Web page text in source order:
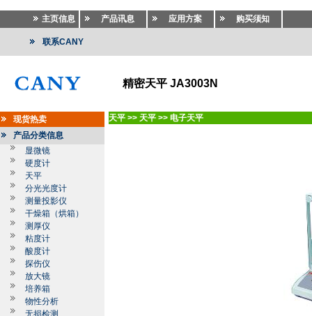
主页信息 产品讯息 应用方案 购买须知
联系CANY
精密天平 JA3003N
现货热卖
产品分类信息
显微镜
硬度计
天平
分光光度计
测量投影仪
干燥箱（烘箱）
测厚仪
粘度计
酸度计
探伤仪
放大镜
培养箱
物性分析
无损检测
天平 >> 天平 >> 电子天平